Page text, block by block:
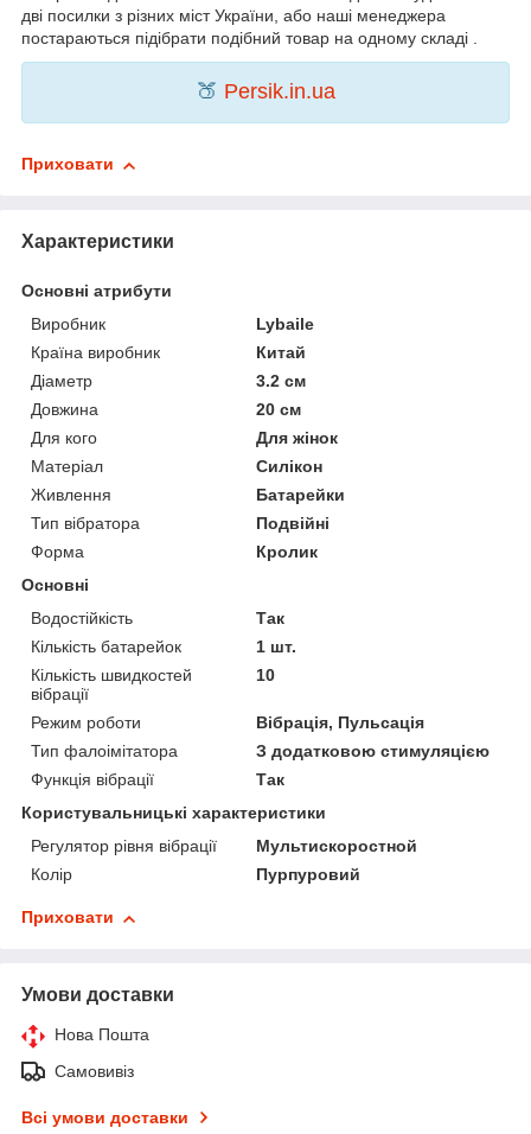
дві посилки з різних міст України, або наші менеджера
постараються підібрати подібний товар на одному складі .
🍑 Persik.in.ua
Приховати
Характеристики
Основні атрибути
Виробник
Lybaile
Країна виробник
Китай
Діаметр
3.2 см
Довжина
20 см
Для кого
Для жінок
Матеріал
Силікон
Живлення
Батарейки
Тип вібратора
Подвійні
Форма
Кролик
Основні
Водостійкість
Так
Кількість батарейок
1 шт.
Кількість швидкостей
вібрації
10
Режим роботи
Вібрація, Пульсація
Тип фалоімітатора
З додатковою стимуляцією
Функція вібрації
Так
Користувальницькі характеристики
Регулятор рівня вібрації
Мультискоростной
Колір
Пурпуровий
Приховати
Умови доставки
Нова Пошта
Самовивіз
Всі умови доставки